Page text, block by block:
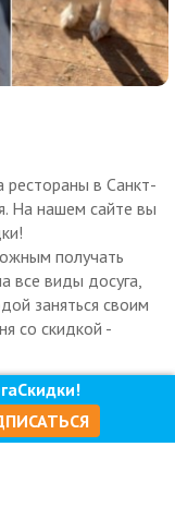
в Санкт-
На нашем сайте вы
получать
все виды досуга,
заняться своим
со скидкой -